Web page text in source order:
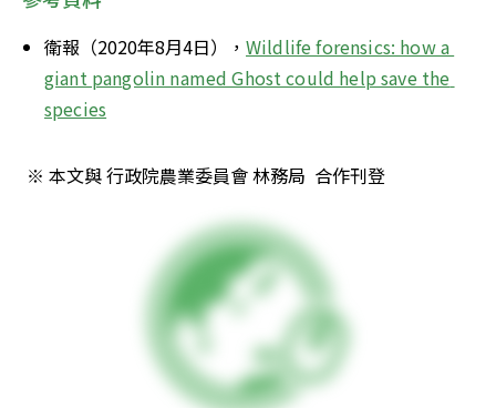
衛報（2020年8月4日）， Wildlife forensics: how a
giant pangolin named Ghost could help save the
species
※ 本文與 行政院農業委員會 林務局  合作刊登